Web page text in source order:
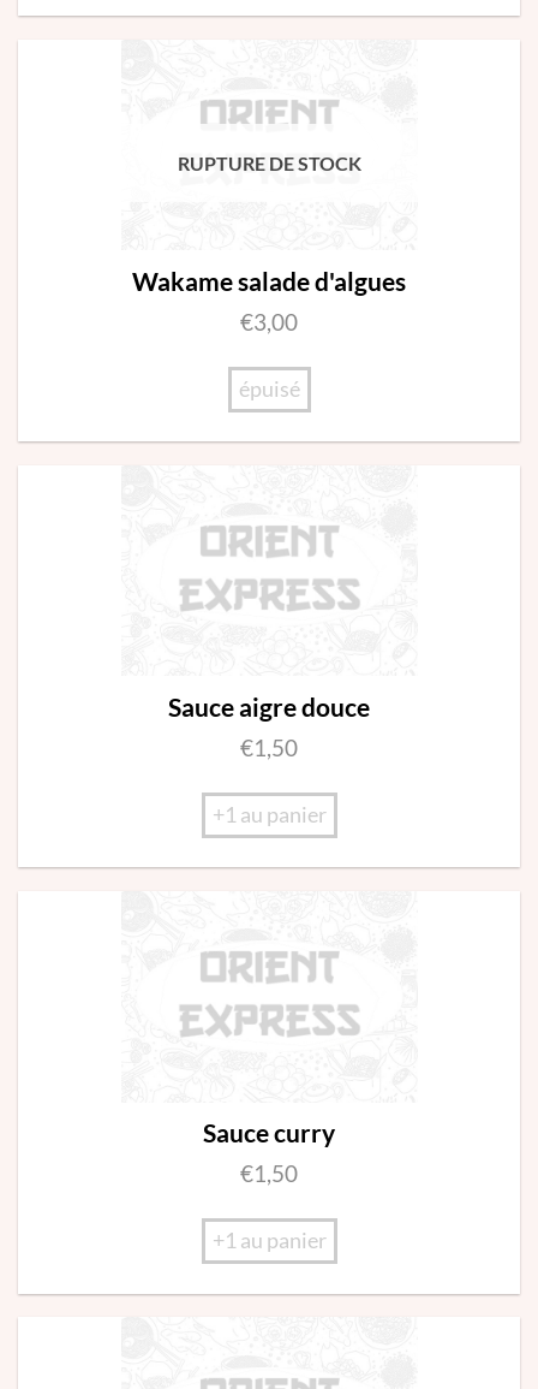
RUPTURE DE STOCK
Wakame salade d'algues
€3,00
épuisé
Sauce aigre douce
€1,50
+1 au panier
Sauce curry
€1,50
+1 au panier